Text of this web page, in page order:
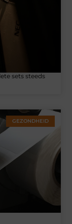
sets steeds
GEZONDHEID